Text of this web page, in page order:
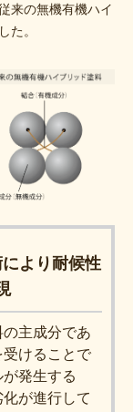
来の無機有機ハイ
た。
より耐候性
主成分であ
けることで
発生する
が進行して